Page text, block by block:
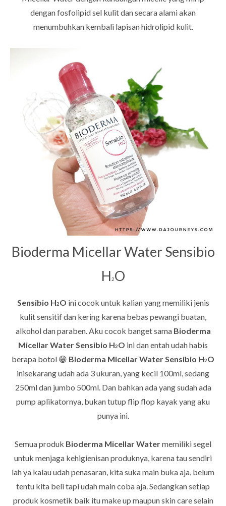
dengan fosfolipid sel kulit dan secara alami akan
menumbuhkan kembali lapisan hidrolipid kulit.
Bioderma Micellar Water Sensibio
H2O
Sensibio H2O ini cocok untuk kalian yang memiliki jenis
kulit sensitif dan kering karena bebas pewangi buatan,
alkohol dan paraben. Aku cocok banget sama Bioderma
Micellar Water Sensibio H2O ini dan entah udah habis
berapa botol 😁 Bioderma Micellar Water Sensibio H2O
inisekarang udah ada 3 ukuran, yang kecil 100ml, sedang
250ml dan jumbo 500ml. Dan bahkan ada yang sudah ada
pump aplikatornya, bukan tutup flip flop kayak yang aku
punya ini.
Semua produk Bioderma Micellar Watermemiliki segel
untuk menjaga kehigienisan produknya, karena tau sendiri
lah ya kalau udah penasaran, kita suka main buka aja, belum
tentu kita beli tapi udah main coba aja. Sedangkan setiap
produk kosmetik baik itu make up maupun skin care selain